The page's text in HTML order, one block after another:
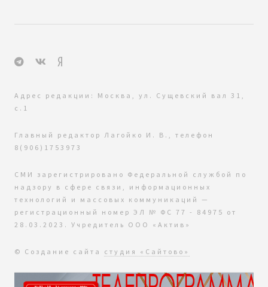
Адрес редакции: Москва, ул. Сущевский вал 31,
с.1
Главный редактор Лагойко И. В., телефон
8(906)1753973
СМИ зарегистрировано Федеральной службой по
надзору в сфере связи, информационных
технологий и массовых коммуникаций —
регистрационный номер ЭЛ № ФС 77 - 84975 от
28.03.2023. Учредитель ООО «Актив»
© Создание сайта студия «Сайтово»